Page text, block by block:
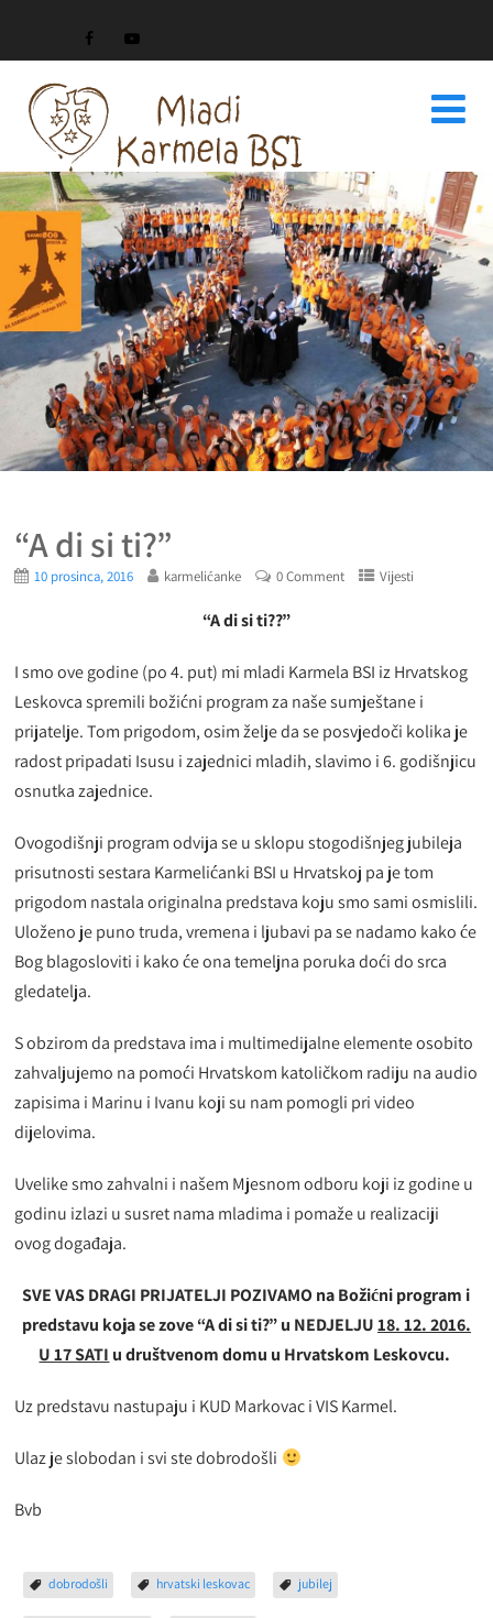
“A di si ti?”
10 prosinca, 2016 karmelićanke 0 Comment Vijesti
“A di si ti??”
I smo ove godine (po 4. put) mi mladi Karmela BSI iz Hrvatskog
Leskovca spremili božićni program za naše sumještane i
prijatelje. Tom prigodom, osim želje da se posvjedoči kolika je
radost pripadati Isusu i zajednici mladih, slavimo i 6. godišnjicu
osnutka zajednice.
Ovogodišnji program odvija se u sklopu stogodišnjeg jubileja
prisutnosti sestara Karmelićanki BSI u Hrvatskoj pa je tom
prigodom nastala originalna predstava koju smo sami osmislili.
Uloženo je puno truda, vremena i ljubavi pa se nadamo kako će
Bog blagosloviti i kako će ona temeljna poruka doći do srca
gledatelja.
S obzirom da predstava ima i multimedijalne elemente osobito
zahvaljujemo na pomoći Hrvatskom katoličkom radiju na audio
zapisima i Marinu i Ivanu koji su nam pomogli pri video
dijelovima.
Uvelike smo zahvalni i našem Mjesnom odboru koji iz godine u
godinu izlazi u susret nama mladima i pomaže u realizaciji
ovog događaja.
SVE VAS DRAGI PRIJATELJI POZIVAMO na Božićni program i
predstavu koja se zove “A di si ti?” u NEDJELJU18. 12. 2016.
U 17 SATI u društvenom domu u Hrvatskom Leskovcu.
Uz predstavu nastupaju i KUD Markovac i VIS Karmel.
Ulaz je slobodan i svi ste dobrodošli
Bvb
dobrodošli hrvatski leskovac jubilej